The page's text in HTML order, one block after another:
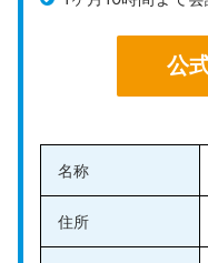
電話代行では、経験
で社員のように丁寧
感を高めることに繋
公
公
名称
住所